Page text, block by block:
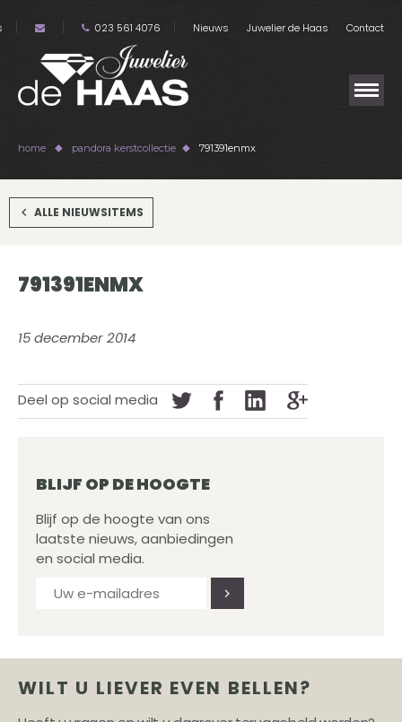
023 561 4076 Nieuws Juwelier de Haas Contact
home pandora kerstcollectie 791391enmx
ALLE NIEUWSITEMS
791391ENMX
15 december 2014
Deel op social media
BLIJF OP DE HOOGTE
Blijf op de hoogte van ons
laatste nieuws, aanbiedingen
en social media.
WILT U LIEVER EVEN BELLEN?